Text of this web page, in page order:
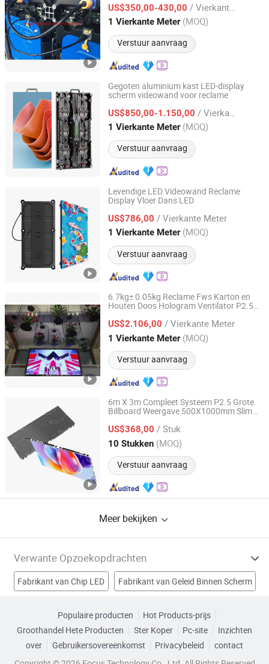
Bord LED Tv's voor Podium
US$350,00-430,00 / Vierkante Meter
1 Vierkante Meter (MOQ)
Verstuur aanvraag
Guangdong, China Sinds 2022
Gegoten aluminium kast LED-display
scherm videowand voor reclame
US$850,00-1.150,00 / Vierkante Meter
1 Vierkante Meter (MOQ)
Verstuur aanvraag
Shenzhen SandsLED Photoelectric Technology Co., Ltd.
Guangdong, China Sinds 2022
Levendige LED Videowand Reclame
Display Vloer Dans LED
US$786,00 / Vierkante Meter
1 Vierkante Meter (MOQ)
Verstuur aanvraag
Guangzhou Junchen Display Technology Co., Ltd.
Guangdong, China Sinds 2023
6.7kg± 0.05kg Reclame Fws Karton en
Houten Doos Hologram Ventilator P2.5
US$2.106,00 / Vierkante Meter
1 Vierkante Meter (MOQ)
Verstuur aanvraag
Shenzhen FWS Technology Co., Ltd.
Guangdong, China Sinds 2016
6m X 3m Compleet Systeem P2.5 Grote
Billboard Weergave 500X1000mm Slimme
Huur LED Scherm
US$368,00 / Stuk
10 Stukken (MOQ)
Verstuur aanvraag
Shenzhen Dinosaur Display Co., Ltd.
Guangdong, China Sinds 2024
Meer bekijken
Verwante Opzoekopdrachten
Fabrikant van Chip LED Fabrikant van Geleid Binnen Scherm
led reclamepaneel Fabrieken
Populaire producten
Hot Products-prijs
Groothandel Hete Producten
Ster Koper Pc-site
Inzichten
over
Gebruikersovereenkomst Privacybeleid
contact